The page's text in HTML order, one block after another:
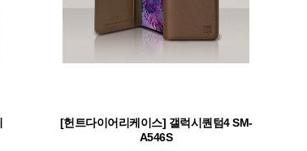
[헌트다이어리케이스] 갤럭시퀀텀4 SM-
A546S